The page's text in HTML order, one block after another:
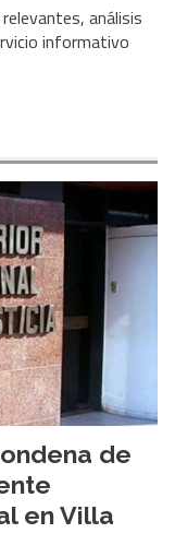
análisis
informativo
de
en Villa